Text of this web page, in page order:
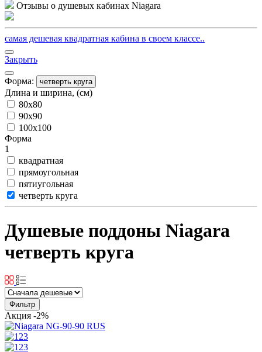
Отзывы о душевых кабинах Niagara
самая дешевая квадратная кабина в своем классе..
Закрыть
Форма: четверть круга
Длина и ширина, (см)
80x80
90x90
100x100
Форма
1
квадратная
прямоугольная
пятиугольная
четверть круга
Душевые поддоны Niagara
четверть круга
Фильтр
Акция -2%